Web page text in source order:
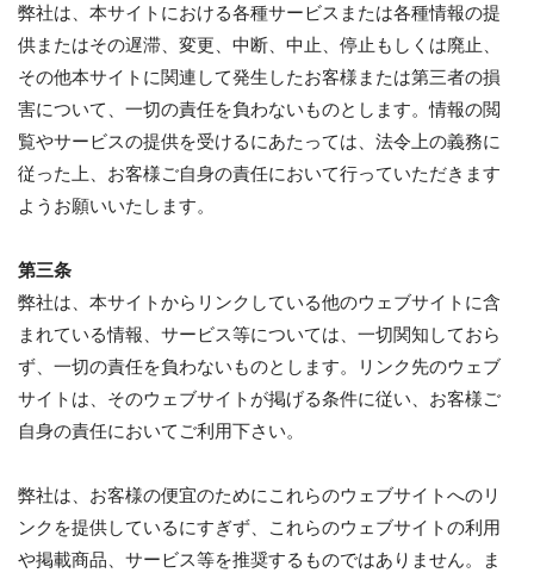
弊社は、本サイトにおける各種サービスまたは各種情報の提
供またはその遅滞、変更、中断、中止、停止もしくは廃止、
その他本サイトに関連して発生したお客様または第三者の損
害について、一切の責任を負わないものとします。情報の閲
覧やサービスの提供を受けるにあたっては、法令上の義務に
従った上、お客様ご自身の責任において行っていただきます
ようお願いいたします。
第三条
弊社は、本サイトからリンクしている他のウェブサイトに含
まれている情報、サービス等については、一切関知しておら
ず、一切の責任を負わないものとします。リンク先のウェブ
サイトは、そのウェブサイトが掲げる条件に従い、お客様ご
自身の責任においてご利用下さい。
弊社は、お客様の便宜のためにこれらのウェブサイトへのリ
ンクを提供しているにすぎず、これらのウェブサイトの利用
や掲載商品、サービス等を推奨するものではありません。ま